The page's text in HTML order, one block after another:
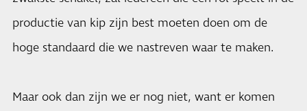
productie van kip zijn best moeten doen om de
hoge standaard die we nastreven waar te maken.
Maar ook dan zijn we er nog niet, want er komen